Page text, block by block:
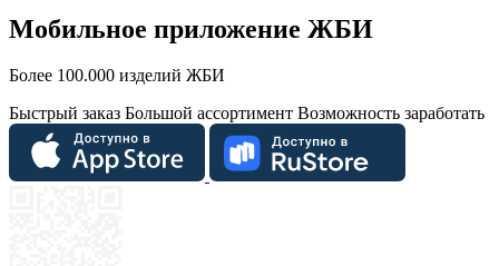
Мобильное приложение ЖБИ
Более 100.000 изделий ЖБИ
Быстрый заказ Большой ассортимент Возможность заработать